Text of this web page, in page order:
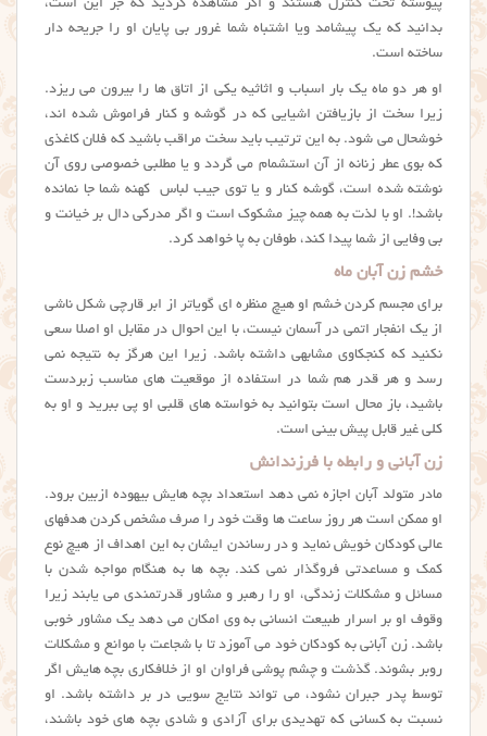
پیوسته تحت کنترل هستند و اگر مشاهده کردید که جز این است،
‌بدانید که یک پیشامد ویا اشتباه شما غرور بی پایان او را جریحه دار
ساخته است.
او هر دو ماه یک بار اسباب و اثاثیه یکی از اتاق ها را بیرون می ریزد.
زیرا سخت از بازیافتن اشیایی که در گوشه و کنار فراموش شده اند،
خوشحال می شود. به این ترتیب باید سخت مراقب باشید که فلان کاغذی
که بوی عطر زنانه از آن استشمام می گردد و یا مطلبی خصوصی روی آن
نوشته شده است، گوشه کنار و یا توی جیب لباس کهنه شما جا نمانده
باشد!. او با لذت به همه چیز مشکوک است و اگر مدرکی دال بر خیانت و
بی وفایی از شما پیدا کند، طوفان به پا خواهد کرد.
خشم زن آبان ماه
برای مجسم کردن خشم او هیچ منظره ای گویاتر از ابر قارچی شکل ناشی
از یک انفجار اتمی در آسمان نیست، با این احوال در مقابل او اصلا سعی
نکنید که کنجکاوی مشابهی داشته باشد. زیرا این هرگز به نتیجه نمی
رسد و هر قدر هم شما در استفاده از موقعیت های مناسب زبردست
باشید، باز محال است بتوانید به خواسته های قلبی او پی ببرید و او به
کلی غیر قابل پیش بینی است.
زن آبانی و رابطه با فرزندانش
مادر متولد آبان اجازه نمی دهد استعداد بچه هایش بیهوده ازبین برود.
او ممکن است هر روز ساعت ها وقت خود را صرف مشخص کردن هدفهای
عالی کودکان خویش نماید و در رساندن ایشان به این اهداف از هیچ نوع
کمک و مساعدتی فروگذار نمی کند. بچه ها به هنگام مواجه شدن با
مسائل و مشکلات زندگی، او را رهبر و مشاور قدرتمندی می یابند زیرا
وقوف او بر اسرار طبیعت انسانی به وی امکان می دهد یک مشاور خوبی
باشد. زن آبانی به کودکان خود می آموزد تا با شجاعت با موانع و مشکلات
روبر بشوند. گذشت و چشم پوشی فراوان او از خلافکاری بچه هایش اگر
توسط پدر جبران نشود، می تواند نتایج سویی در بر داشته باشد. او
نسبت به کسانی که تهدیدی برای آزادی و شادی بچه های خود باشند،